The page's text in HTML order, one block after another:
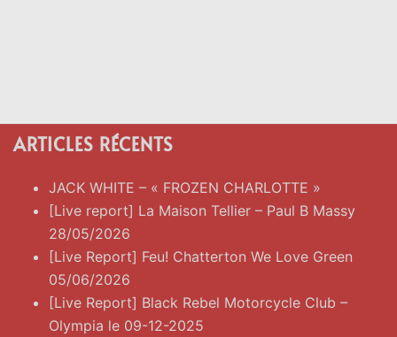
ARTICLES RÉCENTS
JACK WHITE – « FROZEN CHARLOTTE »
[Live report] La Maison Tellier – Paul B Massy
28/05/2026
[Live Report] Feu! Chatterton We Love Green
05/06/2026
[Live Report] Black Rebel Motorcycle Club –
Olympia le 09-12-2025